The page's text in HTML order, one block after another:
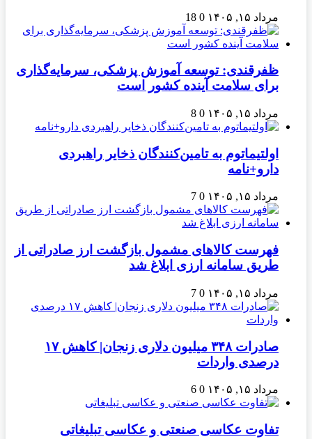
مرداد ۱۵, ۱۴۰۵ 0
18
ظفرقندی: توسعه آموزش پزشکی، سرمایه‌گذاری
برای سلامت آینده کشور است
مرداد ۱۵, ۱۴۰۵ 0
8
اولتیماتوم به تامین‌کنندگان ذخایر راهبردی
دارو+نامه
مرداد ۱۵, ۱۴۰۵ 0
7
فهرست کالاهای مشمول بازگشت ارز صادراتی از
طریق سامانه ارزی ابلاغ شد
مرداد ۱۵, ۱۴۰۵ 0
7
صادرات ۳۴۸ میلیون دلاری زنجان| ‌کاهش ۱۷
درصدی واردات
مرداد ۱۵, ۱۴۰۵ 0
6
تفاوت عکاسی صنعتی و عکاسی تبلیغاتی